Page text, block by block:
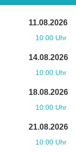
11.08.2026
10:00 Uhr
14.08.2026
10:00 Uhr
18.08.2026
10:00 Uhr
21.08.2026
10:00 Uhr